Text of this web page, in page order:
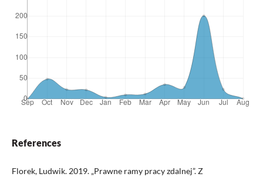
References
Florek, Ludwik. 2019. „Prawne ramy pracy zdalnej”. Z